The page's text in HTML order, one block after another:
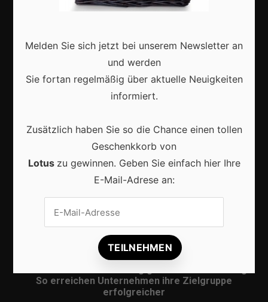
Produkte
Lokale Suchmaschinenoptimierung bleibt der
So erreichen Unternehmen ihre Zielgruppe
erfolgreicher
Melden Sie sich jetzt bei unserem Newsletter an
und werden
Sie fortan regelmäßig über aktuelle Neuigkeiten
informiert.
Zusätzlich haben Sie so die Chance einen tollen
Geschenkkorb von
Lotus zu gewinnen. Geben Sie einfach hier Ihre
E-Mail-Adrese an: